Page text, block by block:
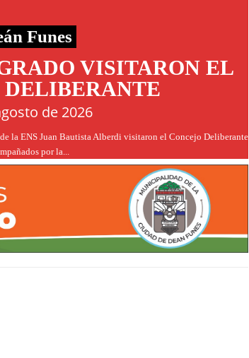
Funes
VISITARON EL
DELIBERANTE
de 2026
la ENS Juan Bautista Alberdi visitaron el Concejo Deliberante
por la...